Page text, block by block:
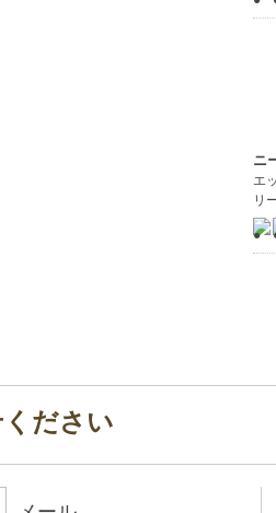
ニ
エ
リ
ださい